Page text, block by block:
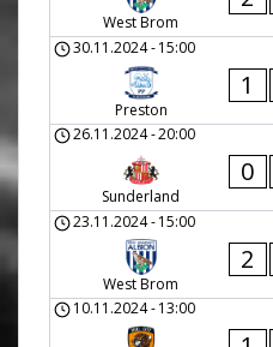
West Brom
30.11.2024-15:00
Preston
1
26.11.2024-20:00
Sunderland
0
23.11.2024-15:00
West Brom
2
10.11.2024-13:00